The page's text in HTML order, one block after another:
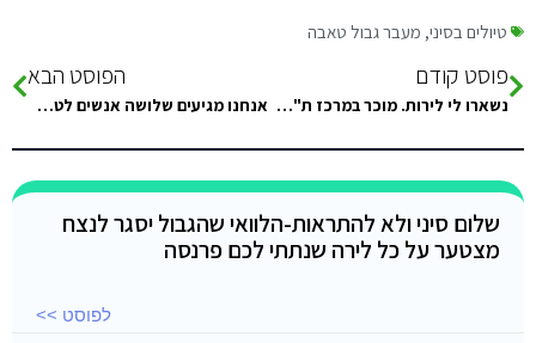
טיולים בסיני, מעבר גבול טאבה
פוסט קודם
נשארו לי לירות. מוכר במרכז ת"א 0526212243
הפוסט הבא
אנחנו מגיעים שלושה אנשים לטאבה בשלישי בבוקר ונוסעים לאזור נואבה טארבין. משהו רוצה לחלוק מונית?
שלום סיני ולא להתראות-הלוואי שהגבול יסגר לנצח
מצטער על כל לירה שנתתי לכם פרנסה
לפוסט >>